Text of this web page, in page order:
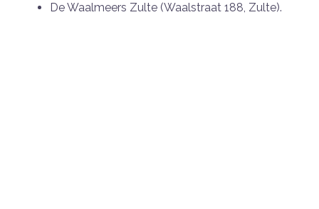
De Waalmeers Zulte (Waalstraat 188, Zulte).